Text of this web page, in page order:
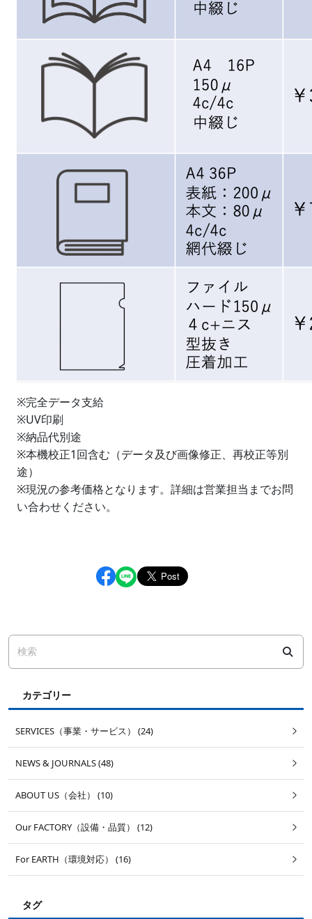
※完全データ支給
※UV印刷
※納品代別途
※本機校正1回含む（データ及び画像修正、再校正等別
途）
※現況の参考価格となります。詳細は営業担当までお問
い合わせください。
カテゴリー
SERVICES（事業・サービス） (24)
NEWS & JOURNALS (48)
ABOUT US（会社） (10)
Our FACTORY（設備・品質） (12)
For EARTH（環境対応） (16)
タグ